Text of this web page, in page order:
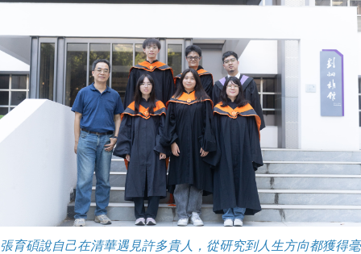
張育碩說自己在清華遇見許多貴人，從研究到人生方向都獲得毫